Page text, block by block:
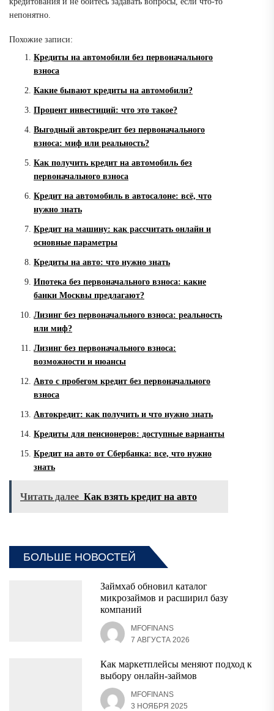
непонятно.
Похожие записи:
Кредиты на автомобили без первоначального
взноса
Какие бывают кредиты на автомобили?
Процент инвестиций: что это такое?
Выгодный автокредит без первоначального
взноса: миф или реальность?
Как получить кредит на автомобиль без
первоначального взноса
Кредит на автомобиль в автосалоне: всё, что
нужно знать
Кредит на машину: как рассчитать онлайн и
основные параметры
Кредиты на авто: что нужно знать
Ипотека без первоначального взноса: какие
банки Москвы предлагают?
Лизинг без первоначального взноса: реальность
или миф?
Лизинг без первоначального взноса:
возможности и нюансы
Авто с пробегом кредит без первоначального
взноса
Автокредит: как получить и что нужно знать
Кредиты для пенсионеров: доступные варианты
Кредит на авто от Сбербанка: все, что нужно
знать
Читать далее Как взять кредит на авто
БОЛЬШЕ НОВОСТЕЙ
Займхаб обновил каталог
микрозаймов и расширил базу
компаний
MFOFINANS
7 АВГУСТА 2026
Как маркетплейсы меняют подход к
выбору онлайн-займов
MFOFINANS
3 НОЯБРЯ 2025